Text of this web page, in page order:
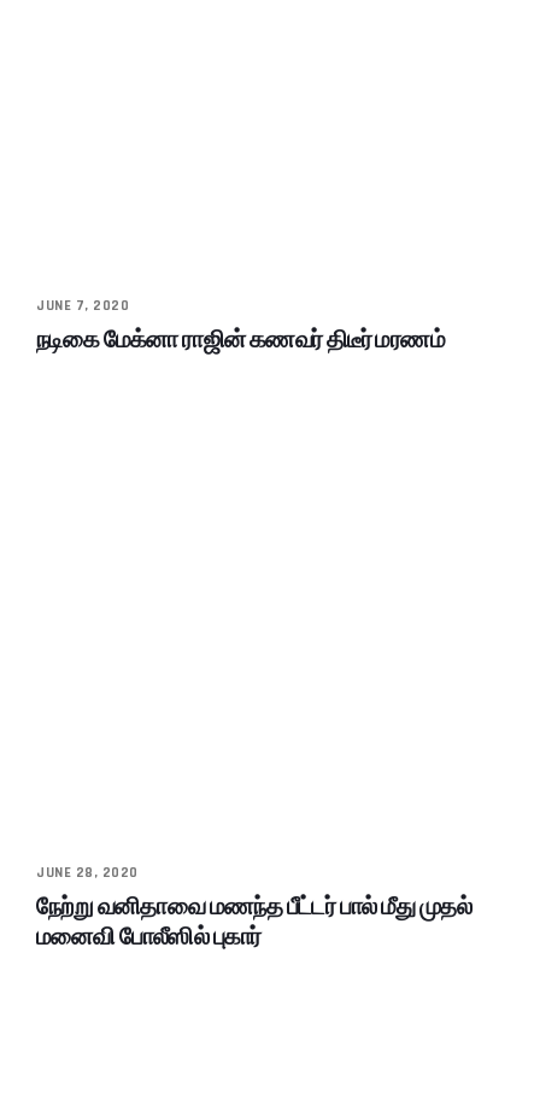
JUNE 7, 2020
நடிகை மேக்னா ராஜின் கணவர் திடீர் மரணம்
JUNE 28, 2020
நேற்று வனிதாவை மணந்த பீட்டர் பால் மீது முதல்
மனைவி போலீஸில் புகார்